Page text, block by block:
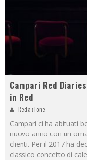
Campari Red
in Red
Redazione
Campari ci ha abituati
nuovo anno con un
clienti. Per il 2017 ha
classico concetto di